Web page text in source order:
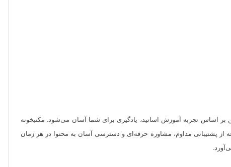
اساس تجربه آموزش اساتید، یادگیری برای شما آسان می‌شود. مکتبخونه
از پشتیبانی مداوم، مشاوره حرفه‌ای و دسترسی آسان به محتوا در هر زمان